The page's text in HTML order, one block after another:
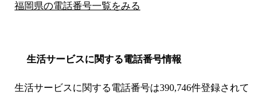
福岡県の電話番号一覧をみる
生活サービスに関する電話番号情報
生活サービスに関する電話番号は390,746件登録されて